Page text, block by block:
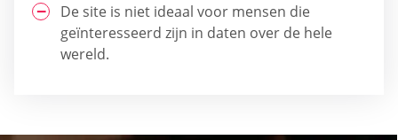
De site is niet ideaal voor mensen die
geïnteresseerd zijn in daten over de hele
wereld.